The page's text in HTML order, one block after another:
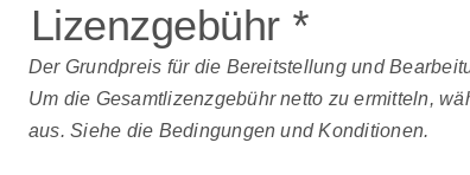
Lizenzgebühr *
Der Grundpreis für die Bereitstellung und
Um die Gesamtlizenzgebühr netto zu ermitteln,
aus. Siehe die Bedingungen und Konditionen.